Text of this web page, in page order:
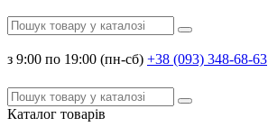
з 9:00 по 19:00 (пн-сб) +38 (093) 348-68-63
Каталог товарів